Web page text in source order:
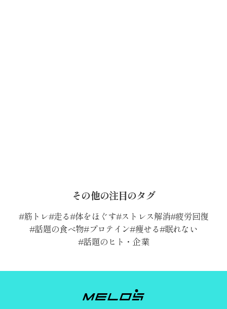
その他の注目のタグ
筋トレ 走る 体をほぐす ストレス解消 疲労回復
話題の食べ物 プロテイン 痩せる 眠れない
話題のヒト・企業